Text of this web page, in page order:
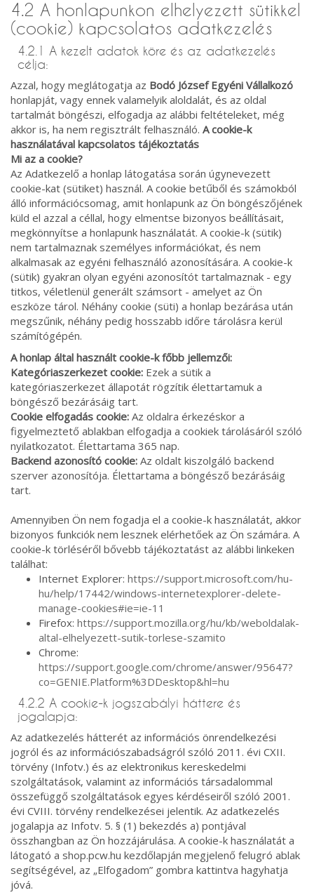
4.2 A honlapunkon elhelyezett sütikkel
(cookie) kapcsolatos adatkezelés
4.2.1 A kezelt adatok köre és az adatkezelés
célja:
Azzal, hogy meglátogatja az Bodó József Egyéni Vállalkozó
honlapját, vagy ennek valamelyik aloldalát, és az oldal
tartalmát böngészi, elfogadja az alábbi feltételeket, még
akkor is, ha nem regisztrált felhasználó. A cookie-k
használatával kapcsolatos tájékoztatás
Mi az a cookie?
Az Adatkezelő a honlap látogatása során úgynevezett
cookie-kat (sütiket) használ. A cookie betűből és számokból
álló információcsomag, amit honlapunk az Ön böngészőjének
küld el azzal a céllal, hogy elmentse bizonyos beállításait,
megkönnyítse a honlapunk használatát. A cookie-k (sütik)
nem tartalmaznak személyes információkat, és nem
alkalmasak az egyéni felhasználó azonosítására. A cookie-k
(sütik) gyakran olyan egyéni azonosítót tartalmaznak - egy
titkos, véletlenül generált számsort - amelyet az Ön
eszköze tárol. Néhány cookie (süti) a honlap bezárása után
megszűnik, néhány pedig hosszabb időre tárolásra kerül
számítógépén.
A honlap által használt cookie-k főbb jellemzői:
Kategóriaszerkezet cookie: Ezek a sütik a
kategóriaszerkezet állapotát rögzítik élettartamuk a
böngésző bezárásáig tart.
Cookie elfogadás cookie: Az oldalra érkezéskor a
figyelmeztető ablakban elfogadja a cookiek tárolásáról szóló
nyilatkozatot. Élettartama 365 nap.
Backend azonosító cookie: Az oldalt kiszolgáló backend
szerver azonosítója. Élettartama a böngésző bezárásáig
tart.
Amennyiben Ön nem fogadja el a cookie-k használatát, akkor
bizonyos funkciók nem lesznek elérhetőek az Ön számára. A
cookie-k törléséről bővebb tájékoztatást az alábbi linkeken
találhat:
Internet Explorer: https://support.microsoft.com/hu-
hu/help/17442/windows-internetexplorer-delete-
manage-cookies#ie=ie-11
Firefox: https://support.mozilla.org/hu/kb/weboldalak-
altal-elhelyezett-sutik-torlese-szamito
Chrome:
https://support.google.com/chrome/answer/95647?
co=GENIE.Platform%3DDesktop&hl=hu
4.2.2 A cookie-k jogszabályi háttere és
jogalapja:
Az adatkezelés hátterét az információs önrendelkezési
jogról és az információszabadságról szóló 2011. évi CXII.
törvény (Infotv.) és az elektronikus kereskedelmi
szolgáltatások, valamint az információs társadalommal
összefüggő szolgáltatások egyes kérdéseiről szóló 2001.
évi CVIII. törvény rendelkezései jelentik. Az adatkezelés
jogalapja az Infotv. 5. § (1) bekezdés a) pontjával
összhangban az Ön hozzájárulása. A cookie-k használatát a
látogató a shop.pcw.hu kezdőlapján megjelenő felugró ablak
segítségével, az „Elfogadom” gombra kattintva hagyhatja
jóvá.